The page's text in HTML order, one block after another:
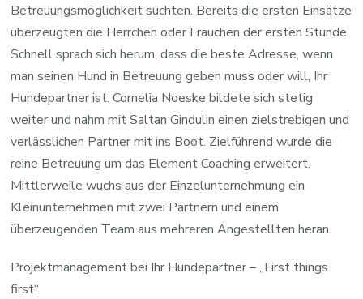
Betreuungsmöglichkeit suchten. Bereits die ersten Einsätze
überzeugten die Herrchen oder Frauchen der ersten Stunde.
Schnell sprach sich herum, dass die beste Adresse, wenn
man seinen Hund in Betreuung geben muss oder will, Ihr
Hundepartner ist. Cornelia Noeske bildete sich stetig
weiter und nahm mit Saltan Gindulin einen zielstrebigen und
verlässlichen Partner mit ins Boot. Zielführend wurde die
reine Betreuung um das Element Coaching erweitert.
Mittlerweile wuchs aus der Einzelunternehmung ein
Kleinunternehmen mit zwei Partnern und einem
überzeugenden Team aus mehreren Angestellten heran.
Projektmanagement bei Ihr Hundepartner – „First things
first“